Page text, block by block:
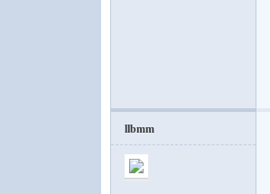
llbmm